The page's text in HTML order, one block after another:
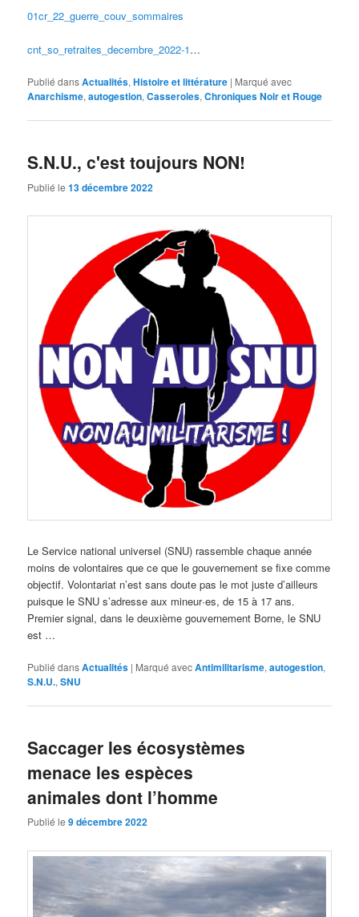
01cr_22_guerre_couv_sommaires
cnt_so_retraites_decembre_2022-1…
Publié dansActualités,Histoire et littérature | Marqué avec
Anarchisme,autogestion,Casseroles,Chroniques Noir et Rouge
S.N.U., c'est toujours NON!
Publié le13 décembre 2022
Le Service national universel (SNU) rassemble chaque année
moins de volontaires que ce que le gouvernement se fixe comme
objectif. Volontariat n’est sans doute pas le mot juste d’ailleurs
puisque le SNU s’adresse aux mineur∙es, de 15 à 17 ans.
Premier signal, dans le deuxième gouvernement Borne, le SNU
est …
Publié dansActualités | Marqué avecAntimilitarisme,autogestion,
S.N.U.,SNU
Saccager les écosystèmes
menace les espèces
animales dont l’homme
Publié le9 décembre 2022